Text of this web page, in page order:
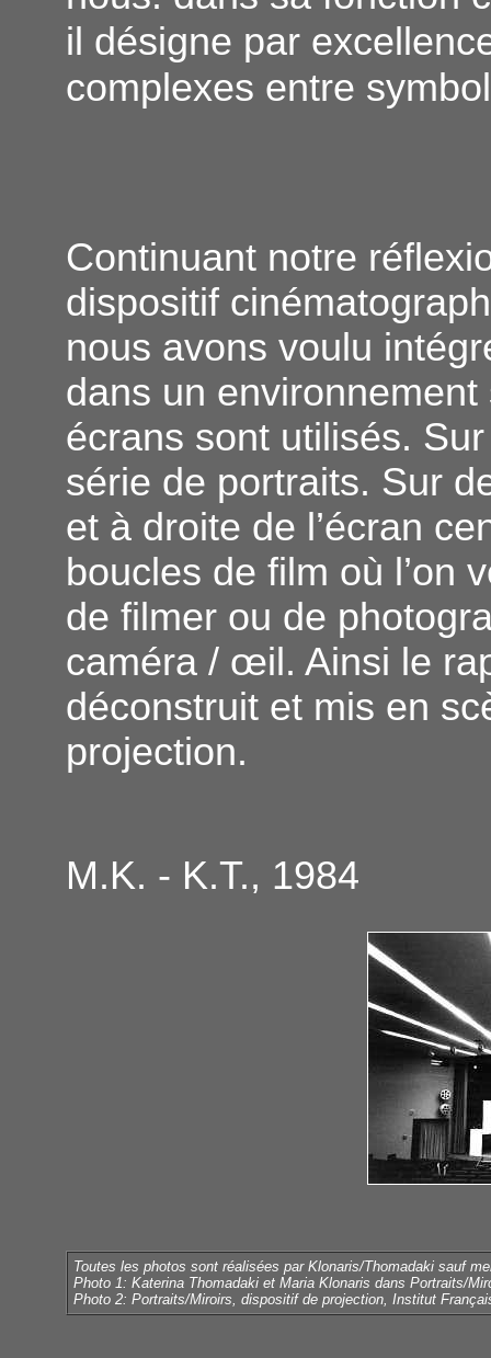
il désigne par
complexes entre
Continuant notre
dispositif
nous avons voulu
dans un
écrans sont utilisés.
série de portraits. Sur
et à droite de l’écran
boucles de film où l’on
de filmer ou de
caméra / œil. Ainsi le
déconstruit et mis en
projection.
M.K. - K.T., 1984
Toutes les photos sont réalisées par Klonaris/Thomadaki sauf
Photo 1: Katerina Thomadaki et Maria Klonaris dans Portraits/
Photo 2: Portraits/Miroirs, dispositif de projection, Institut